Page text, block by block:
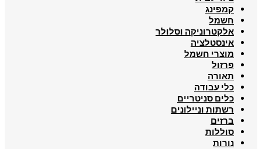
קמפינג
חשמל
אלקטרוניקה וסלולר
אינסטלציה
מוצרי חשמל
פרזול
תאורה
כלי עבודה
כלים סניטריים
רשתות וניילונים
ברזים
סוללות
נורות